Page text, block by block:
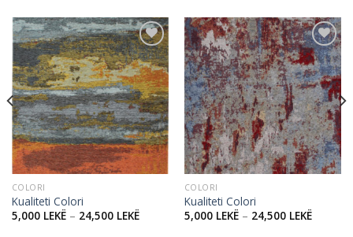
Add to
wishlist
COLORI
Kualiteti Colori
5,000 LEKË– 24,500 LEKË
Add to
wishlist
COLORI
Kualiteti Colori
5,000 LEKË– 24,500 LEKË